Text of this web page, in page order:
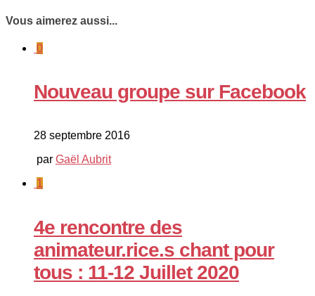
Vous aimerez aussi...
0
Nouveau groupe sur Facebook
28 septembre 2016
par Gaël Aubrit
1
4e rencontre des
animateur.rice.s chant pour
tous : 11-12 Juillet 2020